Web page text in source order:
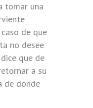
tomar una
de que
no desee
que de
a su
de donde